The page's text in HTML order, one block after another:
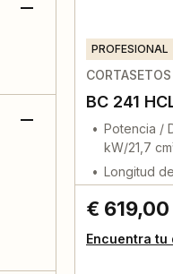
PROFESIONAL
BC 241
Potencia /
kW/21,7
Longitud
€ 619,00
Encuentra